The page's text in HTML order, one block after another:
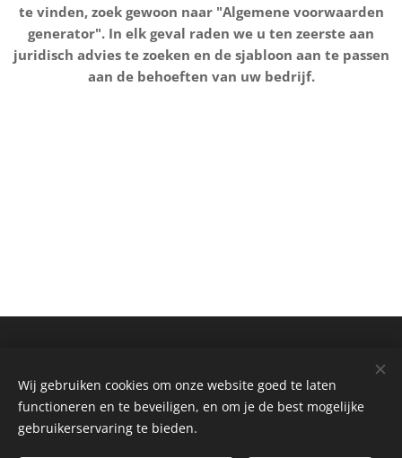
te vinden, zoek gewoon naar "Algemene voorwaarden
generator". In elk geval raden we u ten zeerste aan
juridisch advies te zoeken en de sjabloon aan te passen
aan de behoeften van uw bedrijf.
Privacybeleid
Algemene Voorwaarden
Wij gebruiken cookies om onze website goed te laten
functioneren en te beveiligen, en om je de best mogelijke
gebruikerservaring te bieden.